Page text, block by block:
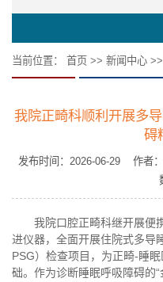
当前位置： 首页 >> 新闻中心 >>
我院正畸科顺利开展多
碍
发布时间：2026-06-29 作
我院口腔正畸科继开展便
进仪器，全面开展住院式多导
PSG）检查项目， 为正畸-睡
础。作为诊断睡眠呼吸障碍的